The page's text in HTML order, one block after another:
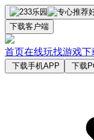
下载客户端
首页在线玩找游戏下
下载手机APP 下载